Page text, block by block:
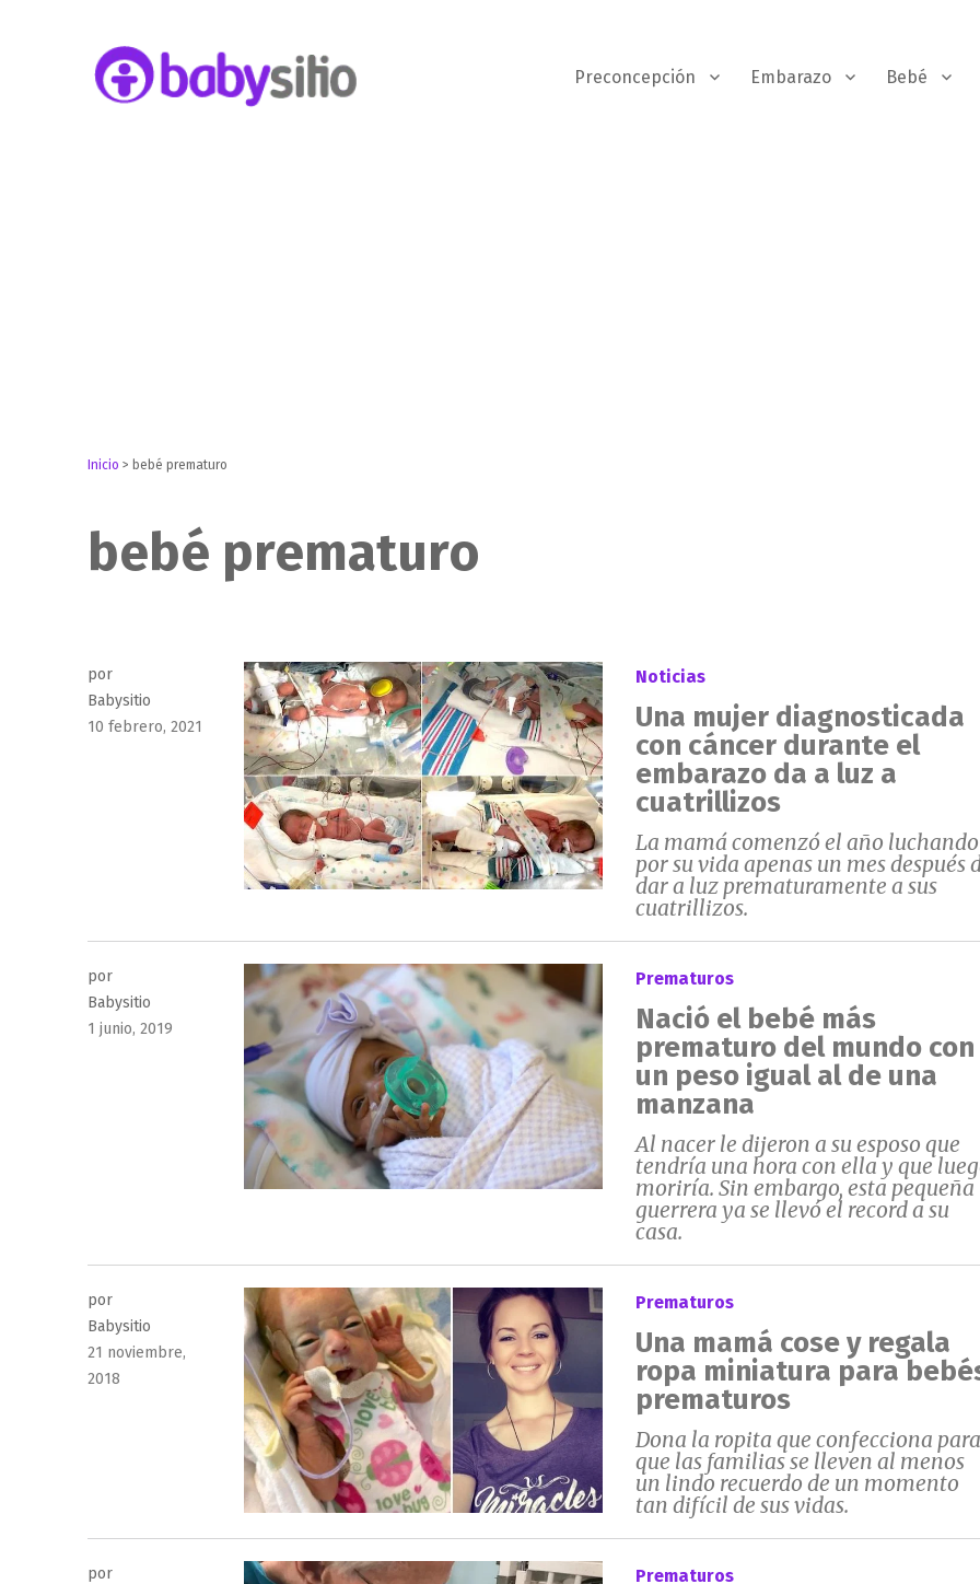
Preconcepción Embarazo Bebé
Inicio > bebé prematuro
bebé prematuro
por
Babysitio
Publicado
10 febrero, 2021
Noticias
Una mujer diagnosticada
con cáncer durante el
embarazo da a luz a
cuatrillizos
La mamá comenzó el año luchando
por su vida apenas un mes después
dar a luz prematuramente a sus
cuatrillizos.
por
Babysitio
Publicado
1 junio, 2019
Prematuros
Nació el bebé más
prematuro del mundo con
un peso igual al de una
manzana
Al nacer le dijeron a su esposo que
tendría una hora con ella y que
moriría. Sin embargo, esta pequeña
guerrera ya se llevó el record a su
casa.
por
Babysitio
Publicado
el
21 noviembre,
2018
Prematuros
Una mamá cose y regala
ropa miniatura para
prematuros
Dona la ropita que confecciona para
que las familias se lleven al menos
un lindo recuerdo de un momento
tan difícil de sus vidas.
por
Prematuros